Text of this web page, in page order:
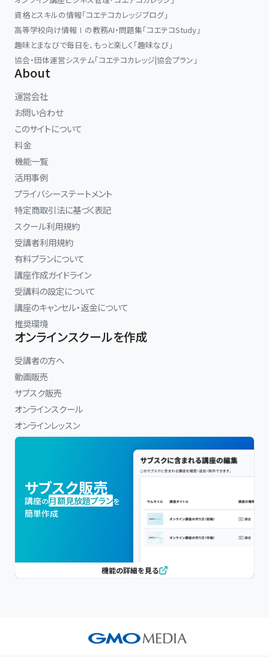
資格とスキルの情報「コエテコカレッジブログ」
高等学校向け情報Ⅰの教務AI・問題集「コエテコStudy」
趣味とまなびで毎日を、もっと楽しく「趣味なび」
協会・団体運営システム「コエテコカレッジ|協会プラン」
About
運営会社
お問い合わせ
このサイトについて
料金
機能一覧
活用事例
プライバシーステートメント
特定商取引法に基づく表記
スクール利用規約
受講者利用規約
有料プランについて
講座作成ガイドライン
受講料の設定について
講座のキャンセル・返金について
推奨環境
オンラインスクールを作成
受講者の方へ
動画販売
サブスク販売
オンラインスクール
オンラインレッスン
サブスク販売
講座の月額見放題プランを
簡単作成
機能の詳細を見る